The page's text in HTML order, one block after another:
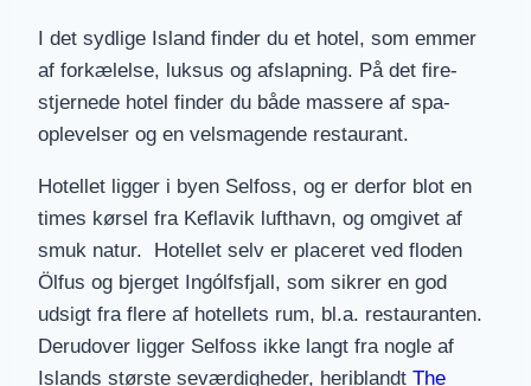
I det sydlige Island finder du et hotel, som emmer
af forkælelse, luksus og afslapning. På det fire-
stjernede hotel finder du både massere af spa-
oplevelser og en velsmagende restaurant.
Hotellet ligger i byen Selfoss, og er derfor blot en
times kørsel fra Keflavik lufthavn, og omgivet af
smuk natur. Hotellet selv er placeret ved floden
Ölfus og bjerget Ingólfsfjall, som sikrer en god
udsigt fra flere af hotellets rum, bl.a. restauranten.
Derudover ligger Selfoss ikke langt fra nogle af
Islands største seværdigheder, heriblandt The